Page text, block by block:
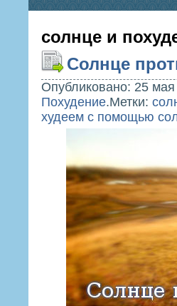
солнце и
Солнце
Опубликовано: 25
Похудение.Метки:
худеем с помощью